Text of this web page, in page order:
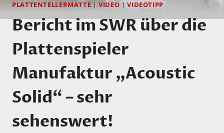
PLATTENTELLERMATTE |VIDEO |VIDEOTIPP
Bericht im SWR über die
Plattenspieler
Manufaktur „Acoustic
Solid“ – sehr
sehenswert!